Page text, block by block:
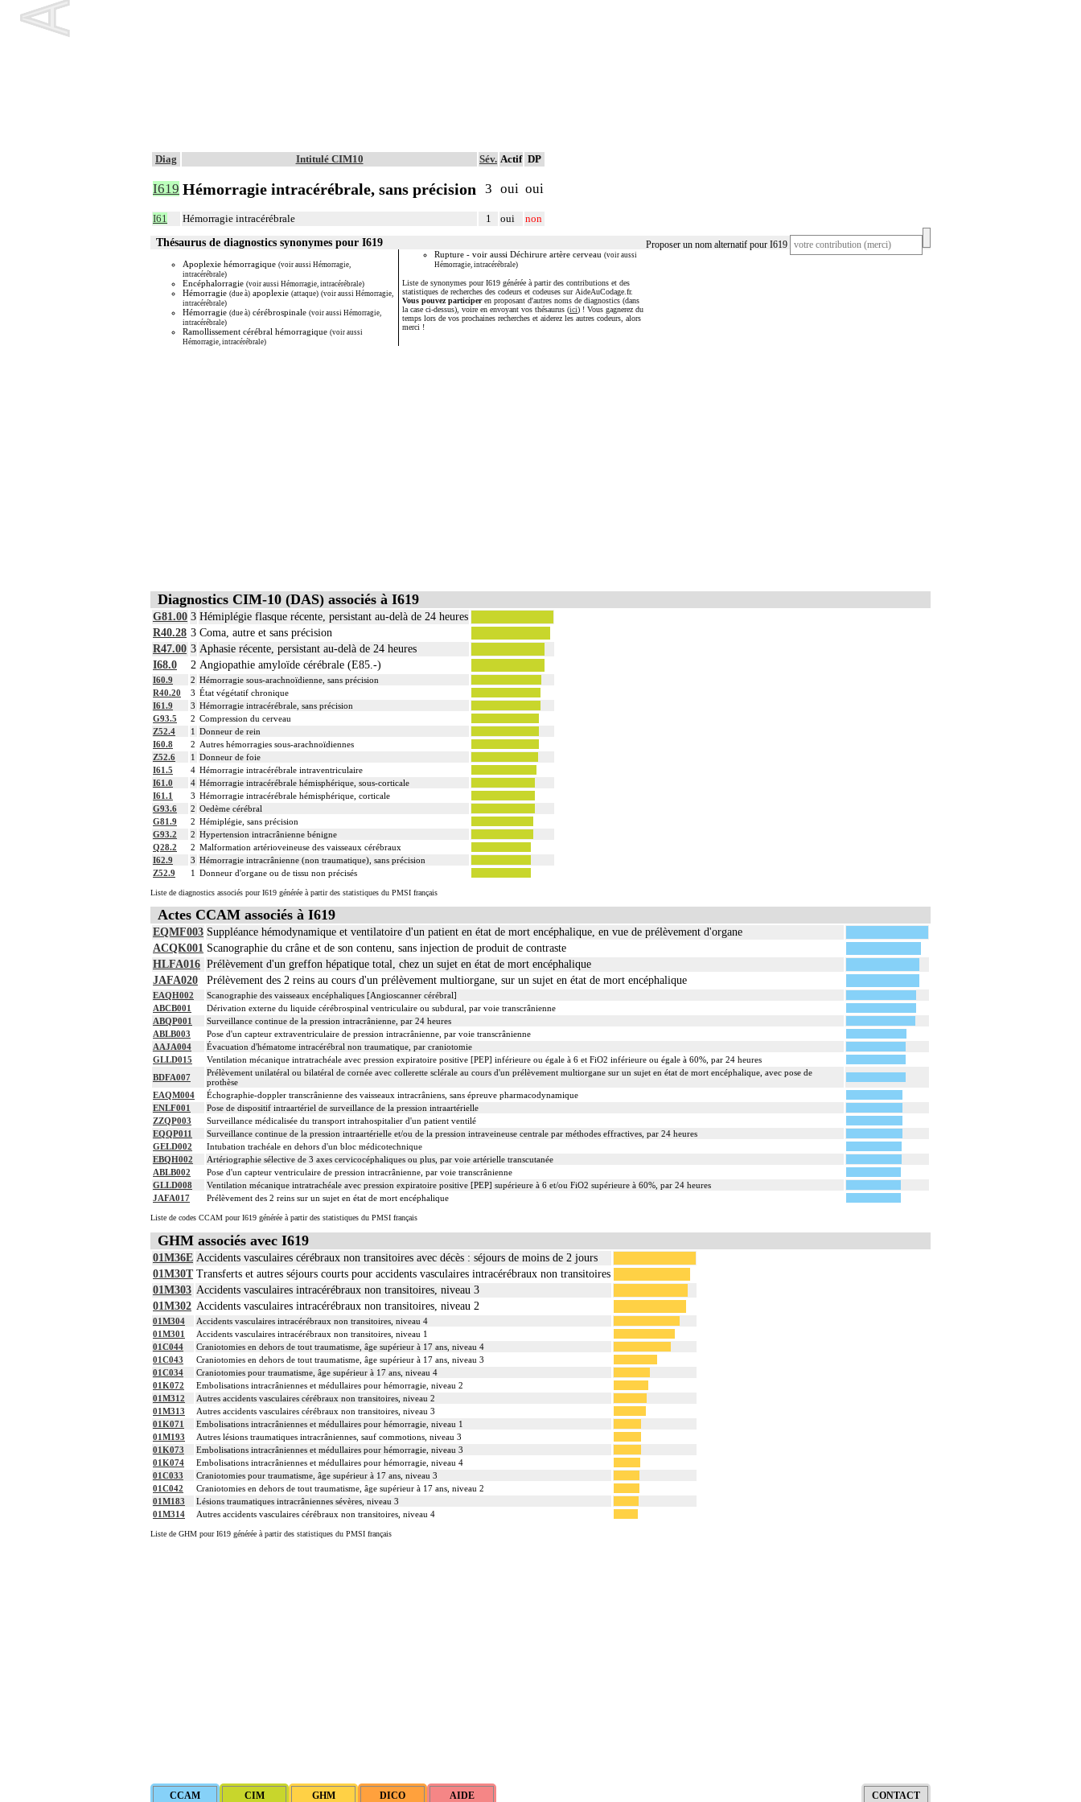
Diag Intitulé CIM10 Sév. Actif DP
I619 Hémorragie intracérébrale, sans précision 3 oui oui
I61 Hémorragie intracérébrale 1 oui non
Proposer un nom alternatif pour I619
Thésaurus de diagnostics synonymes pour I619
Apoplexie hémorragique (voir aussi Hémorragie,
intracérébrale)
Encéphalorragie (voir aussi Hémorragie, intracérébrale)
Hémorragie (due à) apoplexie (attaque) (voir aussi Hémorragie,
intracérébrale)
Hémorragie (due à) cérébrospinale (voir aussi Hémorragie,
intracérébrale)
Ramollissement cérébral hémorragique (voir aussi
Hémorragie, intracérébrale)
Rupture - voir aussi Déchirure artère cerveau (voir aussi
Hémorragie, intracérébrale)
Liste de synonymes pour I619 générée à partir des contributions et des
statistiques de recherches des codeurs et codeuses sur AideAuCodage.fr.
Vous pouvez participeren proposant d'autres noms de diagnostics (dans
la case ci-dessus), voire en envoyant vos thésaurus (ici) ! Vous gagnerez du
temps lors de vos prochaines recherches et aiderez les autres codeurs, alors
merci !
Diagnostics CIM-10 (DAS) associés à I619
G81.00 3 Hémiplégie flasque récente, persistant au-delà de 24 heures
R40.28 3 Coma, autre et sans précision
R47.00 3 Aphasie récente, persistant au-delà de 24 heures
I68.0
2 Angiopathie amyloïde cérébrale (E85.-)
I60.9 2 Hémorragie sous-arachnoïdienne, sans précision
R40.20
3 État végétatif chronique
I61.9
3 Hémorragie intracérébrale, sans précision
G93.5
2 Compression du cerveau
Z52.4
1 Donneur de rein
I60.8
2 Autres hémorragies sous-arachnoïdiennes
Z52.6
1 Donneur de foie
I61.5
4 Hémorragie intracérébrale intraventriculaire
I61.0
4 Hémorragie intracérébrale hémisphérique, sous-corticale
I61.1
3 Hémorragie intracérébrale hémisphérique, corticale
G93.6
2 Oedème cérébral
G81.9
2 Hémiplégie, sans précision
G93.2
2 Hypertension intracrânienne bénigne
Q28.2
2 Malformation artérioveineuse des vaisseaux cérébraux
I62.9
3 Hémorragie intracrânienne (non traumatique), sans précision
Z52.9
1 Donneur d'organe ou de tissu non précisés
Liste de diagnostics associés pour I619 générée à partir des statistiques du PMSI français
Actes CCAM associés à I619
EQMF003 Suppléance hémodynamique et ventilatoire d'un patient en état de mort encéphalique, en vue de prélèvement d'organe
ACQK001 Scanographie du crâne et de son contenu, sans injection de produit de contraste
HLFA016 Prélèvement d'un greffon hépatique total, chez un sujet en état de mort encéphalique
JAFA020
Prélèvement des 2 reins au cours d'un prélèvement multiorgane, sur un sujet en état de mort encéphalique
EAQH002
Scanographie des vaisseaux encéphaliques [Angioscanner cérébral]
ABCB001
Dérivation externe du liquide cérébrospinal ventriculaire ou subdural, par voie transcrânienne
ABQP001
Surveillance continue de la pression intracrânienne, par 24 heures
ABLB003
Pose d'un capteur extraventriculaire de pression intracrânienne, par voie transcrânienne
AAJA004
Évacuation d'hématome intracérébral non traumatique, par craniotomie
GLLD015
Ventilation mécanique intratrachéale avec pression expiratoire positive [PEP] inférieure ou égale à 6 et FiO2 inférieure ou égale à 60%, par 24 heures
BDFA007
Prélèvement unilatéral ou bilatéral de cornée avec collerette sclérale au cours d'un prélèvement multiorgane sur un sujet en état de mort encéphalique, avec pose de
prothèse
EAQM004
Échographie-doppler transcrânienne des vaisseaux intracrâniens, sans épreuve pharmacodynamique
ENLF001
Pose de dispositif intraartériel de surveillance de la pression intraartérielle
ZZQP003
Surveillance médicalisée du transport intrahospitalier d'un patient ventilé
EQQP011
Surveillance continue de la pression intraartérielle et/ou de la pression intraveineuse centrale par méthodes effractives, par 24 heures
GELD002
Intubation trachéale en dehors d'un bloc médicotechnique
EBQH002
Artériographie sélective de 3 axes cervicocéphaliques ou plus, par voie artérielle transcutanée
ABLB002
Pose d'un capteur ventriculaire de pression intracrânienne, par voie transcrânienne
GLLD008
Ventilation mécanique intratrachéale avec pression expiratoire positive [PEP] supérieure à 6 et/ou FiO2 supérieure à 60%, par 24 heures
JAFA017
Prélèvement des 2 reins sur un sujet en état de mort encéphalique
Liste de codes CCAM pour I619 générée à partir des statistiques du PMSI français
GHM associés avec I619
01M36E Accidents vasculaires cérébraux non transitoires avec décès : séjours de moins de 2 jours
01M30T Transferts et autres séjours courts pour accidents vasculaires intracérébraux non transitoires
01M303 Accidents vasculaires intracérébraux non transitoires, niveau 3
01M302 Accidents vasculaires intracérébraux non transitoires, niveau 2
01M304
Accidents vasculaires intracérébraux non transitoires, niveau 4
01M301
Accidents vasculaires intracérébraux non transitoires, niveau 1
01C044
Craniotomies en dehors de tout traumatisme, âge supérieur à 17 ans, niveau 4
01C043
Craniotomies en dehors de tout traumatisme, âge supérieur à 17 ans, niveau 3
01C034
Craniotomies pour traumatisme, âge supérieur à 17 ans, niveau 4
01K072
Embolisations intracrâniennes et médullaires pour hémorragie, niveau 2
01M312
Autres accidents vasculaires cérébraux non transitoires, niveau 2
01M313
Autres accidents vasculaires cérébraux non transitoires, niveau 3
01K071
Embolisations intracrâniennes et médullaires pour hémorragie, niveau 1
01M193
Autres lésions traumatiques intracrâniennes, sauf commotions, niveau 3
01K073
Embolisations intracrâniennes et médullaires pour hémorragie, niveau 3
01K074
Embolisations intracrâniennes et médullaires pour hémorragie, niveau 4
01C033
Craniotomies pour traumatisme, âge supérieur à 17 ans, niveau 3
01C042
Craniotomies en dehors de tout traumatisme, âge supérieur à 17 ans, niveau 2
01M183
Lésions traumatiques intracrâniennes sévères, niveau 3
01M314
Autres accidents vasculaires cérébraux non transitoires, niveau 4
Liste de GHM pour I619 générée à partir des statistiques du PMSI français